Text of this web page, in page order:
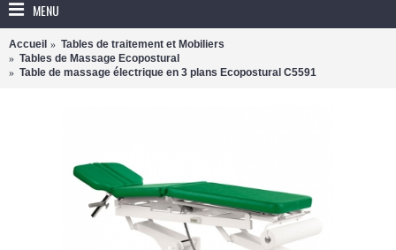
MENU
Accueil
Tables de traitement et Mobiliers
Tables de Massage Ecopostural
Table de massage électrique en 3 plans Ecopostural C5591